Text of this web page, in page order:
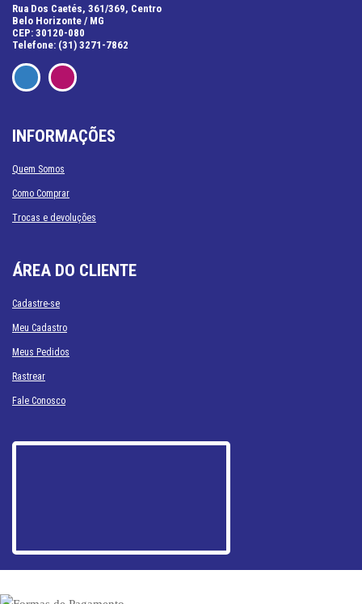
Rua Dos Caetés, 361/369, Centro
Belo Horizonte / MG
CEP: 30120-080
Telefone: (31) 3271-7862
INFORMAÇÕES
Quem Somos
Como Comprar
Trocas e devoluções
ÁREA DO CLIENTE
Cadastre-se
Meu Cadastro
Meus Pedidos
Rastrear
Fale Conosco